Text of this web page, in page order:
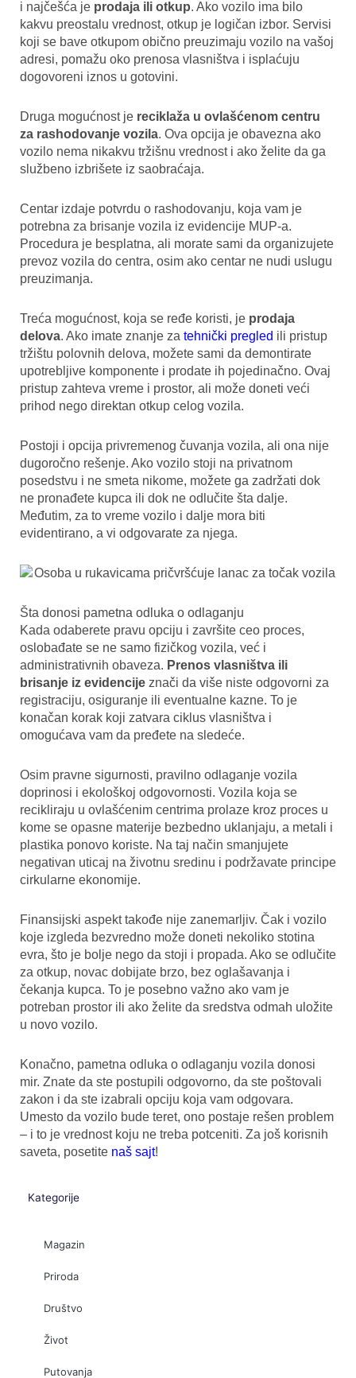
i najčešća je prodaja ili otkup. Ako vozilo ima bilo
kakvu preostalu vrednost, otkup je logičan izbor. Servisi
koji se bave otkupom obično preuzimaju vozilo na vašoj
adresi, pomažu oko prenosa vlasništva i isplaćuju
dogovoreni iznos u gotovini.
Druga mogućnost je reciklaža u ovlašćenom centru
za rashodovanje vozila. Ova opcija je obavezna ako
vozilo nema nikakvu tržišnu vrednost i ako želite da ga
službeno izbrišete iz saobraćaja.
Centar izdaje potvrdu o rashodovanju, koja vam je
potrebna za brisanje vozila iz evidencije MUP-a.
Procedura je besplatna, ali morate sami da organizujete
prevoz vozila do centra, osim ako centar ne nudi uslugu
preuzimanja.
Treća mogućnost, koja se ređe koristi, je prodaja
delova. Ako imate znanje za tehnički pregled ili pristup
tržištu polovnih delova, možete sami da demontirate
upotrebljive komponente i prodate ih pojedinačno. Ovaj
pristup zahteva vreme i prostor, ali može doneti veći
prihod nego direktan otkup celog vozila.
Postoji i opcija privremenog čuvanja vozila, ali ona nije
dugoročno rešenje. Ako vozilo stoji na privatnom
posedstvu i ne smeta nikome, možete ga zadržati dok
ne pronađete kupca ili dok ne odlučite šta dalje.
Međutim, za to vreme vozilo i dalje mora biti
evidentirano, a vi odgovarate za njega.
Šta donosi pametna odluka o odlaganju
Kada odaberete pravu opciju i završite ceo proces,
oslobađate se ne samo fizičkog vozila, već i
administrativnih obaveza. Prenos vlasništva ili
brisanje iz evidencije znači da više niste odgovorni za
registraciju, osiguranje ili eventualne kazne. To je
konačan korak koji zatvara ciklus vlasništva i
omogućava vam da pređete na sledeće.
Osim pravne sigurnosti, pravilno odlaganje vozila
doprinosi i ekološkoj odgovornosti. Vozila koja se
recikliraju u ovlašćenim centrima prolaze kroz proces u
kome se opasne materije bezbedno uklanjaju, a metali i
plastika ponovo koriste. Na taj način smanjujete
negativan uticaj na životnu sredinu i podržavate principe
cirkularne ekonomije.
Finansijski aspekt takođe nije zanemarljiv. Čak i vozilo
koje izgleda bezvredno može doneti nekoliko stotina
evra, što je bolje nego da stoji i propada. Ako se odlučite
za otkup, novac dobijate brzo, bez oglašavanja i
čekanja kupca. To je posebno važno ako vam je
potreban prostor ili ako želite da sredstva odmah uložite
u novo vozilo.
Konačno, pametna odluka o odlaganju vozila donosi
mir. Znate da ste postupili odgovorno, da ste poštovali
zakon i da ste izabrali opciju koja vam odgovara.
Umesto da vozilo bude teret, ono postaje rešen problem
– i to je vrednost koju ne treba potceniti. Za još korisnih
saveta, posetite naš sajt!
Kategorije
Magazin
Priroda
Društvo
Život
Putovanja